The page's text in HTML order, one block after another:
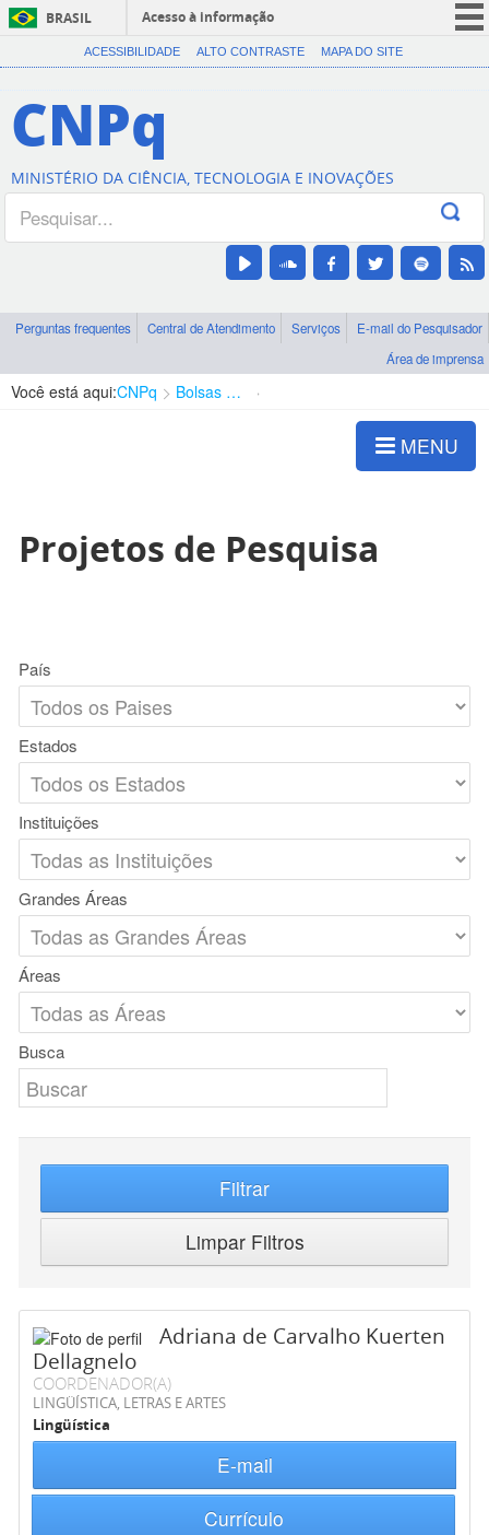
BRASIL
Acesso à informação
CORONAVÍRUS (COVID-19)
Canais
ACESSIBILIDADE ALTO CONTRASTE MAPA DO SITE
CNPq
MINISTÉRIO DA CIÊNCIA, TECNOLOGIA E INOVAÇÕES
Perguntas frequentes Central de Atendimento Serviços
E-mail do Pesquisador
Área de imprensa
Você está aqui:CNPq Bolsas e Auxílios Vigentes
MENU
Projetos de Pesquisa
País
Estados
Instituições
Grandes Áreas
Áreas
Busca
Filtrar
Limpar Filtros
Adriana de Carvalho Kuerten
Dellagnelo
COORDENADOR(A)
LINGÜÍSTICA, LETRAS E ARTES
Lingüística
E-mail
Currículo